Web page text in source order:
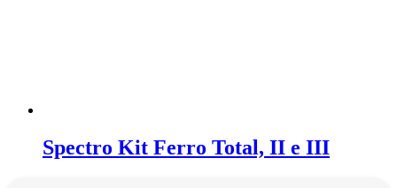
Spectro Kit Ferro Total, II e III